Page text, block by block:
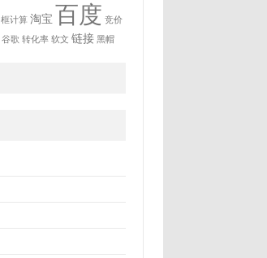
框计算 淘宝 百度 竞价
谷歌 转化率 软文 链接 黑帽